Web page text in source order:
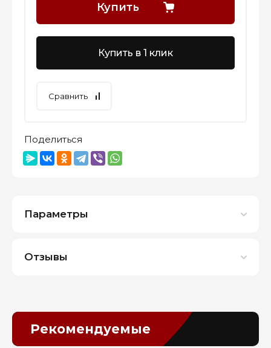
Купить
Купить в 1 клик
Сравнить
Поделиться
Параметры
Отзывы
Рекомендуемые